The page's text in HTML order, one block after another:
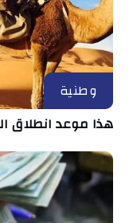
وطنية
هذا موعد انطلاق